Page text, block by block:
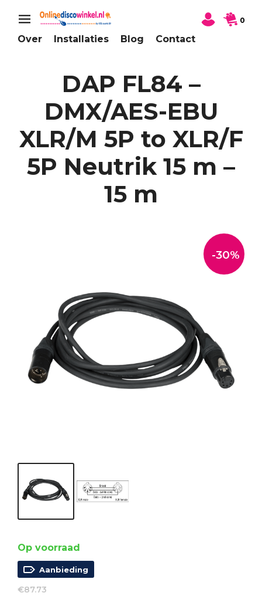
Over Installaties Blog Contact
0
DAP FL84 –
DMX/AES-EBU
XLR/M 5P to XLR/F
5P Neutrik 15 m –
15 m
-30%
Op voorraad
Aanbieding
€87.73